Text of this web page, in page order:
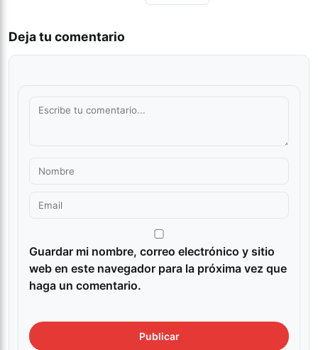
Deja tu comentario
Guardar mi nombre, correo electrónico y sitio
web en este navegador para la próxima vez que
haga un comentario.